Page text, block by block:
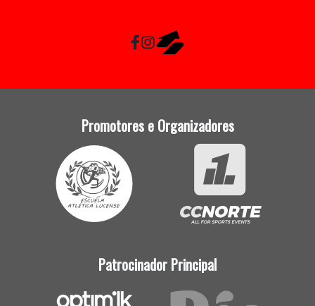
Facebook
InstagramRaceMapp
Promotores e Organizadores
Patrocinador Principal